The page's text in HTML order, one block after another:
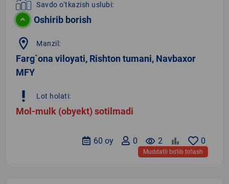
Savdo o‘tkazish uslubi:
Oshirib borish
location_on Manzil:
Farg`ona viloyati, Rishton tumani, Navbaxor
MFY
priority_high Lot holati:
Mol-mulk (obyekt) sotilmadi
0
remove_red_eye 2
0
60 oy
Muddatli bo‘lib to‘lash